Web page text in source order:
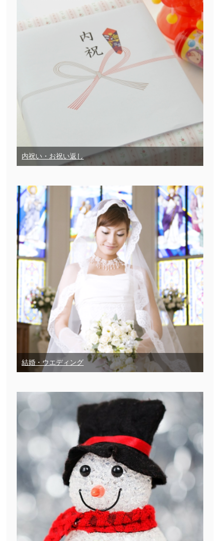
内祝い・お祝い返し
結婚・ウエディング